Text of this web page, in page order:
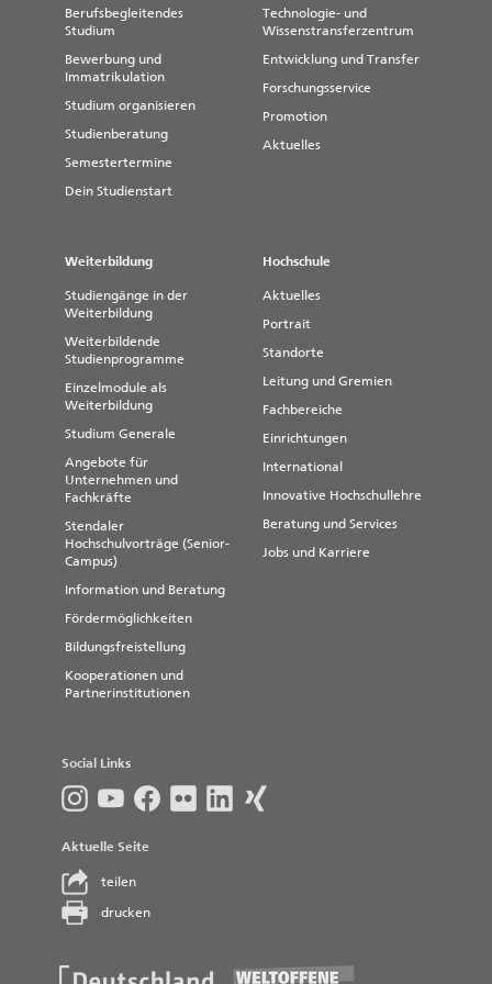
FAQs
Hochschuldidaktik und
Digitalisierung
Berufsbegleitendes
Studium
Bewerbung und
Immatrikulation
Studium organisieren
Studienberatung
Semestertermine
Dein Studienstart
Technologie- und
Wissenstransferzentrum
Entwicklung und Transfer
Forschungsservice
Promotion
Aktuelles
Weiterbildung
Studiengänge in der
Weiterbildung
Weiterbildende
Studienprogramme
Einzelmodule als
Weiterbildung
Studium Generale
Angebote für
Unternehmen und
Fachkräfte
Stendaler
Hochschulvorträge (Senior-
Campus)
Information und Beratung
Fördermöglichkeiten
Bildungsfreistellung
Kooperationen und
Partnerinstitutionen
Hochschule
Aktuelles
Portrait
Standorte
Leitung und Gremien
Fachbereiche
Einrichtungen
International
Innovative Hochschullehre
Beratung und Services
Jobs und Karriere
Social Links
Aktuelle Seite
teilen
drucken